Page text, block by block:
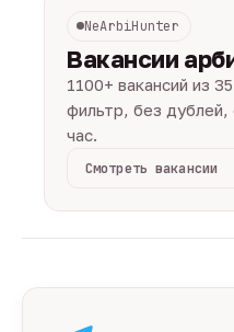
NeArbiHunter
Вакансии
1100+ вакансий из
фильтр, без
час.
Смотреть вакансии